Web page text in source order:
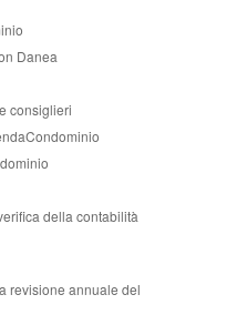
Danea
consiglieri
della contabilità
revisione annuale del